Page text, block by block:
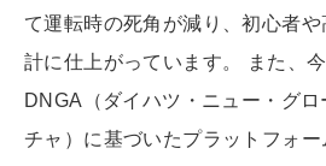
て運転時の死角が減り、初心者
計に仕上がっています。 また、
DNGA（ダイハツ・ニュー・グロ
チャ）に基づいたプラットフォー